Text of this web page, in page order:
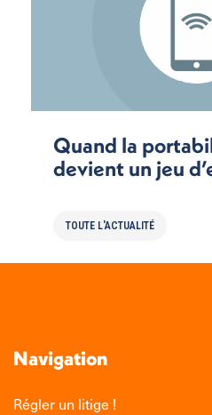
Quand la
devient un jeu
TOUTE L'ACTUALITÉ
Navigation
Régler un litige !